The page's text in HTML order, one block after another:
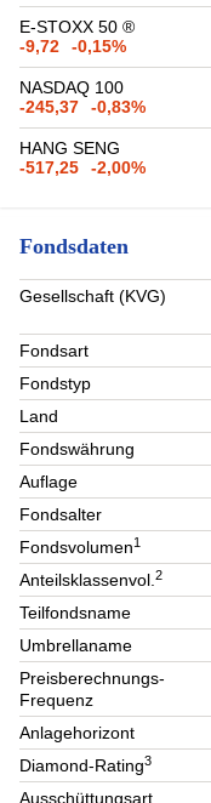
E-STOXX 50 ®
-9,72
-0,15%
NASDAQ 100
-245,37
-0,83%
HANG SENG
-517,25
-2,00%
Fondsdaten
Gesellschaft (KVG)
Fondsart
Fondstyp
Land
Fondswährung
Auflage
Fondsalter
Fondsvolumen1
Anteilsklassenvol.2
Teilfondsname
Umbrellaname
Preisberechnungs-
Frequenz
Anlagehorizont
Diamond-Rating3
Ausschüttungsart